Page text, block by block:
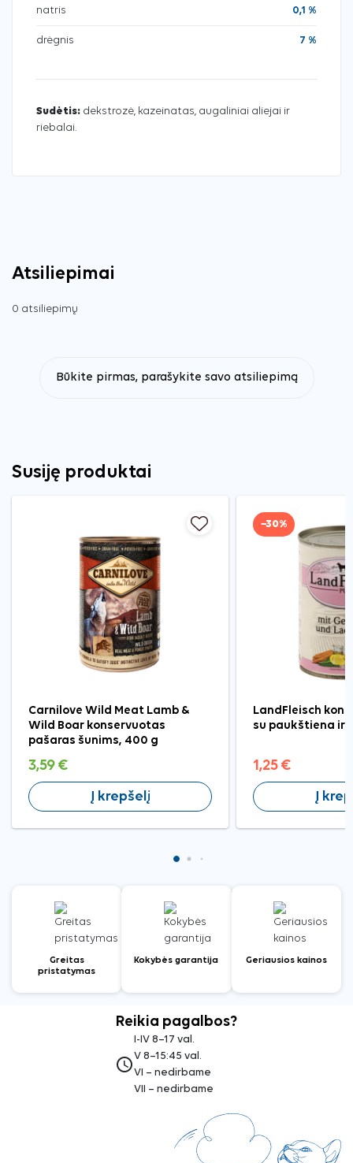
natris 0,1 %
drėgnis 7 %
Sudėtis: dekstrozė, kazeinatas, augaliniai aliejai ir
riebalai.
Atsiliepimai
0 atsiliepimų
Būkite pirmas, parašykite savo atsiliepimą
Susiję produktai
Carnilove Wild Meat Lamb &
Wild Boar konservuotas
pašaras šunims, 400 g
3,59 €
Į krepšelį
−30%
LandFleisch
su paukštiena ir
1,25 €
Į
Greitas
pristatymas
Kokybės garantija Geriausios kainos
Reikia pagalbos?
access_time
I-IV 8–17 val.
V 8–15:45 val.
VI – nedirbame
VII – nedirbame